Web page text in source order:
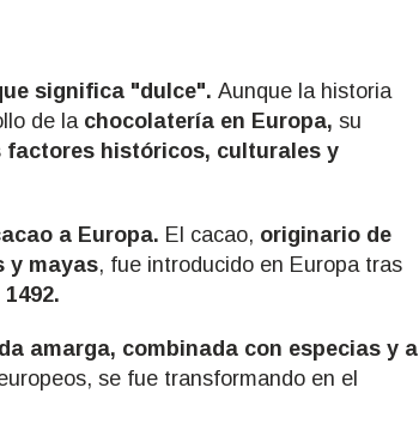
significa "dulce".Aunque la historia
de la chocolatería en Europa, su
factores históricos, culturales y
a Europa. El cacao, originario de
y mayas, fue introducido en Europa tras
amarga, combinada con especias y a
se fue transformando en el